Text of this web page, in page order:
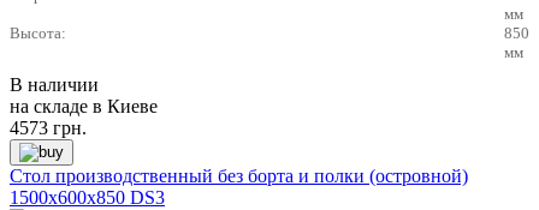
мм
Высота:
850
мм
В наличии
на складе в Киеве
4573 грн.
Стол производственный без борта и полки (островной)
1500х600х850 DS3